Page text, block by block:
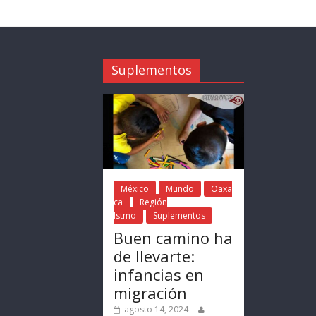
Suplementos
México Mundo
Oaxa
ca
Región
Istmo
Suplementos
Buen camino ha
de llevarte:
infancias en
migración
agosto 14, 2024